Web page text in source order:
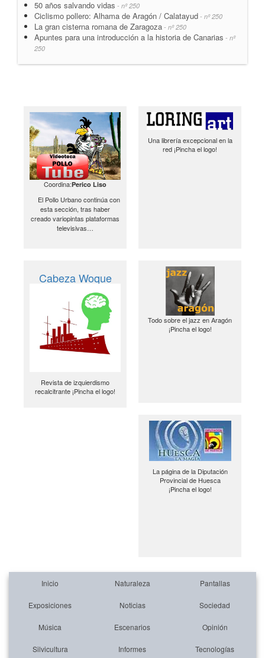
50 años salvando vidas - nº 250
Ciclismo pollero: Alhama de Aragón / Calatayud - nº 250
La gran cisterna romana de Zaragoza - nº 250
Apuntes para una introducción a la historia de Canarias - nº
250
Coordina:Perico Liso
El Pollo Urbano continúa con
esta sección, tras haber
creado variopintas plataformas
televisivas…
Una librería excepcional en la
red ¡Pincha el logo!
Cabeza Woque
Revista de izquierdismo
recalcitrante ¡Pincha el logo!
Todo sobre el jazz en Aragón
¡Pincha el logo!
La página de la Diputación
Provincial de Huesca
¡Pincha el logo!
Inicio Naturaleza Pantallas
Exposiciones Noticias Sociedad
Música Escenarios Opinión
Silvicultura Informes Tecnologías